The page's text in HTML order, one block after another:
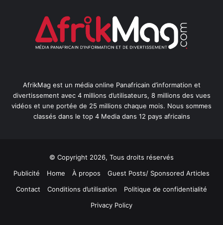
AfrikMag est un média online Panafricain d’information et
divertissement avec 4 millions d’utilisateurs, 8 millions des vues
vidéos et une portée de 25 millions chaque mois. Nous sommes
classés dans le top 4 Media dans 12 pays africains
© Copyright 2026, Tous droits réservés
Publicité
Home À propos
Guest Posts/ Sponsored Articles
Contact
Conditions d’utilisation
Politique de confidentialité
Privacy Policy